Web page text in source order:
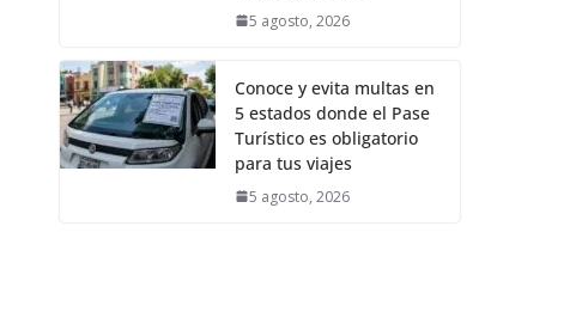
5 agosto, 2026
Conoce y evita multas en
5 estados donde el Pase
Turístico es obligatorio
para tus viajes
5 agosto, 2026